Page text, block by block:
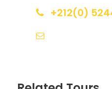
+212(0)
6h du matin